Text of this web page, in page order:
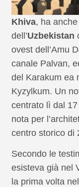
Khiva, ha
dell’Uzbekistan
ovest dell’Amu
canale Palvan,
del Karakum ea
Kyzylkum. Un
centrato lì dal
nota per
centro storico di
Secondo le
esisteva già nel
la prima volta